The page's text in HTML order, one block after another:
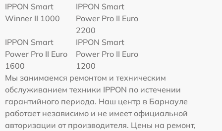
IPPON Smart
Winner II 1000
IPPON Smart
Power Pro II Euro
2200
IPPON Smart
Power Pro II Euro
1600
IPPON Smart
Power Pro II Euro
1200
Мы занимаемся ремонтом и техническим
обслуживанием техники IPPON по истечении
гарантийного периода. Наш центр в Барнауле
работает независимо и не имеет официальной
авторизации от производителя. Цены на ремонт,